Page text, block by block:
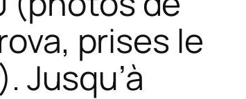
prises le
Jusqu’à